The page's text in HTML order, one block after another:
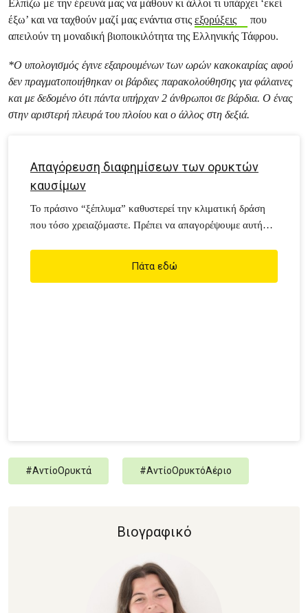
Ελπίζω με την έρευνά μας να μάθουν κι άλλοι τι υπάρχει ‘εκεί
έξω’ και να ταχθούν μαζί μας ενάντια στις εξορύξεις
που
απειλούν τη μοναδική βιοποικιλότητα της Ελληνικής Τάφρου.
*Ο υπολογισμός έγινε εξαιρουμένων των ωρών κακοκαιρίας αφού
δεν πραγματοποιήθηκαν οι βάρδιες παρακολούθησης για φάλαινες
και με δεδομένο ότι πάντα υπήρχαν 2 άνθρωποι σε βάρδια. Ο ένας
στην αριστερή πλευρά του πλοίου και ο άλλος στη δεξιά.
Απαγόρευση διαφημίσεων των ορυκτών
καυσίμων
Το πράσινο “ξέπλυμα” καθυστερεί την κλιματική δράση
που τόσο χρειαζόμαστε. Πρέπει να απαγορέψουμε αυτή
Πάτα εδώ
#ΑντίοΟρυκτά #ΑντίοΟρυκτόΑέριο
Βιογραφικό